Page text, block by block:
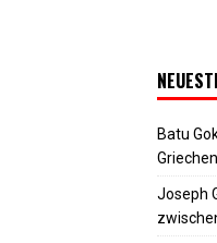
Batu
Joseph